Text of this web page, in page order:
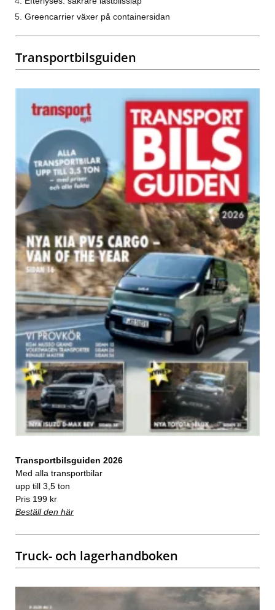
Greencarrier växer på containersidan
Transportbilsguiden
Transportbilsguiden 2026
Med alla transportbilar
upp till 3,5 ton
Pris 199 kr
Beställ den här
Truck- och lagerhandboken